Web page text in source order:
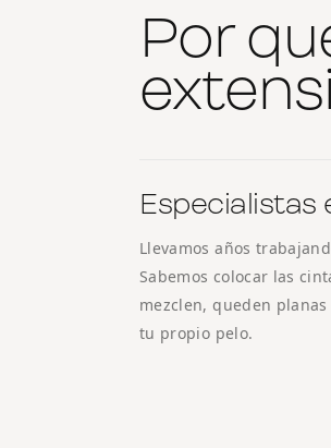
Por
Especialistas
Llevamos años
Sabemos colocar las
mezclen, queden
tu propio pelo.